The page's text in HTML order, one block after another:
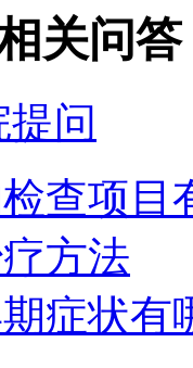
关问答
问
查项目
方法
症状有